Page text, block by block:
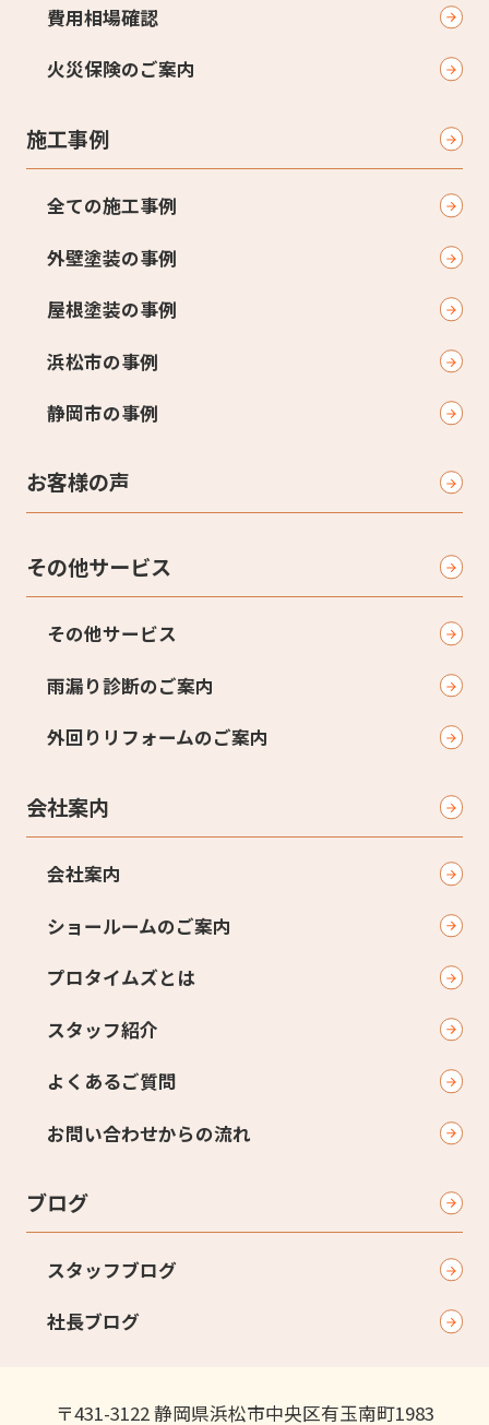
費用相場確認
火災保険のご案内
施工事例
全ての施工事例
外壁塗装の事例
屋根塗装の事例
浜松市の事例
静岡市の事例
お客様の声
その他サービス
その他サービス
雨漏り診断のご案内
外回りリフォームのご案内
会社案内
会社案内
ショールームのご案内
プロタイムズとは
スタッフ紹介
よくあるご質問
お問い合わせからの流れ
ブログ
スタッフブログ
社長ブログ
〒431-3122 静岡県浜松市中央区有玉南町1983